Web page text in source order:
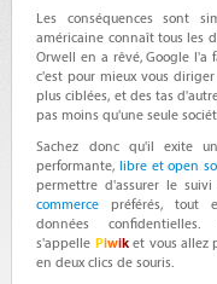
Les conséquences sont
américaine connaît tous les
Orwell en a rêvé, Google l'a
c'est pour mieux vous
plus ciblées, et des tas
pas moins qu'une seule
Sachez donc qu'il exite
performante, libre et open
permettre d'assurer le
commerce préférés, tout
données confidentielles.
s'appelle Piwiket vous allez
en deux clics de souris.